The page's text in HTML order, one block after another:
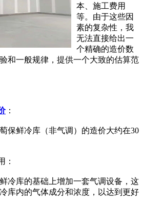
本、施工费用
等。由于这些因
素的复杂性，我
无法直接给出一
个精确的造价数
和一般规律，提供一个大致的估算范
：
鲜冷库（非气调）的造价大约在30
库的基础上增加一套气调设备，这
库内的气体成分和浓度，以达到更好